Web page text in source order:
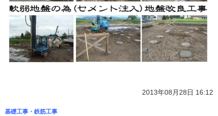
2013年08月28日 16:12
基礎工事・鉄筋工事